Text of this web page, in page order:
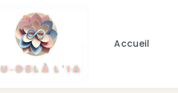
principal
Accueil